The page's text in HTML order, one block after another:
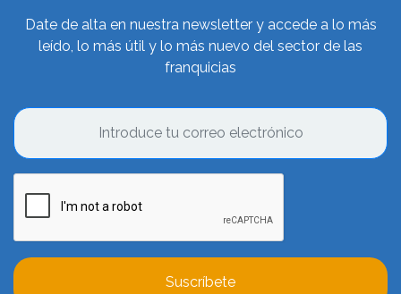
Date de alta en nuestra newsletter y accede a lo más
leído, lo más útil y lo más nuevo del sector de las
franquicias
Suscríbete